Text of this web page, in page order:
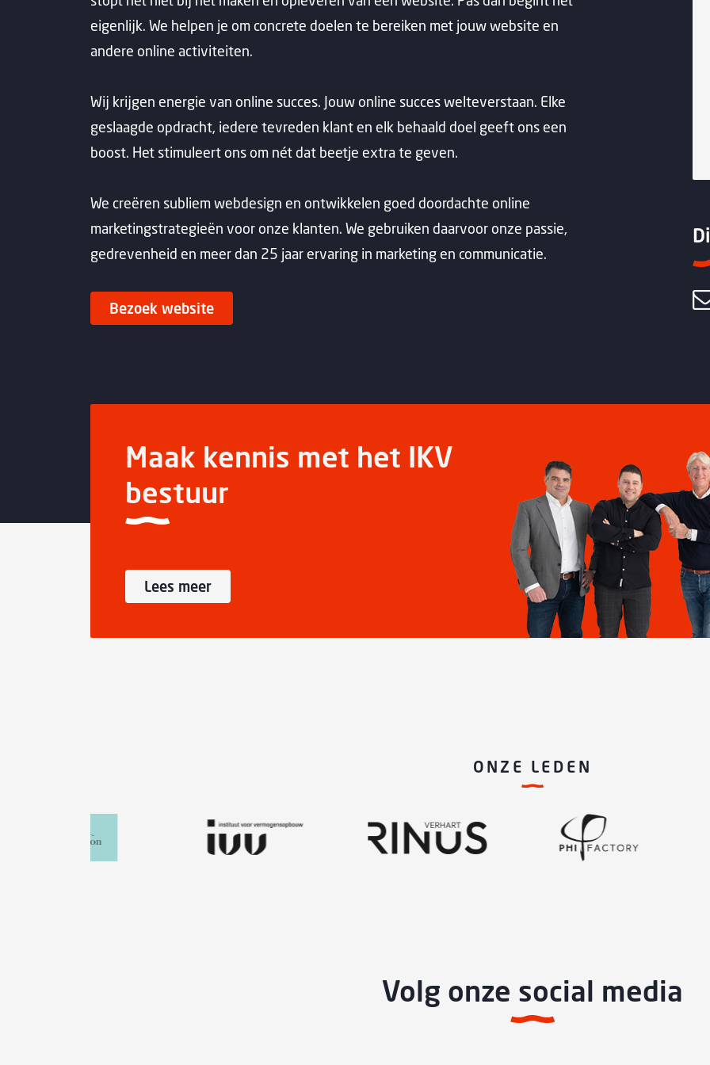
eigenlijk. We helpen je om concrete doelen te bereiken met jouw website en
andere online activiteiten.
Wij krijgen energie van online succes. Jouw online succes welteverstaan. Elke
geslaagde opdracht, iedere tevreden klant en elk behaald doel geeft ons een
boost. Het stimuleert ons om nét dat beetje extra te geven.
We creëren subliem webdesign en ontwikkelen goed doordachte online
marketingstrategieën voor onze klanten. We gebruiken daarvoor onze passie,
gedrevenheid en meer dan 25 jaar ervaring in marketing en communicatie.
Bezoek website
Maak kennis met het IKV
bestuur
Lees meer
ONZE LEDEN
Volg onze social media